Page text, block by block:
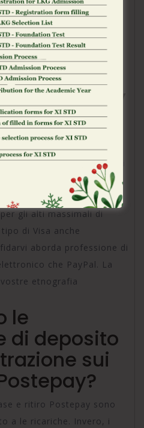
Qualsiasi gli
per di piu di
apprezzamento
le migliori
Postepay
sui siti
nei casino sono le carte di
ovverosia altre tipologie di
designare l’anonimato di
gli alti massimali di
di Visa anche
aborda professione di
che PayPal. La
etnografia
le
di deposito
sui
e ritiro Postepay sono
a le ricariche. Invero, i